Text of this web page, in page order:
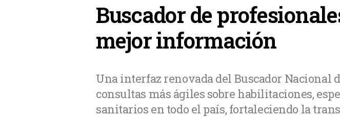
CARDIOLOGÍA
DIABETOLOGÍA
Buscador de
mejor información
Una interfaz renovada del Buscador Nacional
consultas más ágiles sobre habilitaciones,
sanitarios en todo el país, fortaleciendo la